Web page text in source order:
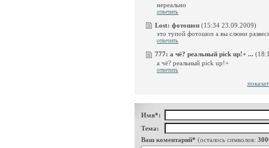
нереально
ответить
Lost: фотошоп (15:34 23.09.2009)
это тупой фотошоп а вы слюни
ответить
777: а чё? реальный pick up!+ ...
а чё? реальный pick up!+
ответить
Имя*:
Тема:
Ваш коментарий* (осталось символов: